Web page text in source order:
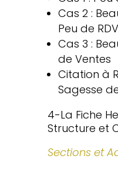
Cas 2 :
Peu de RDV
Cas 3 :
de Ventes
Citation à
Sagesse
4-La Fiche
Structure et
Sections et